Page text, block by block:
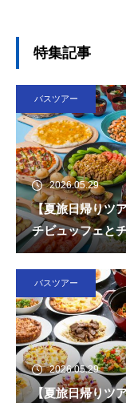
特集記事
バスツアー
2026.05.29
【夏旅日帰りツ
チビュッフェと
バスツアー
2026.05.29
【夏旅日帰りツ